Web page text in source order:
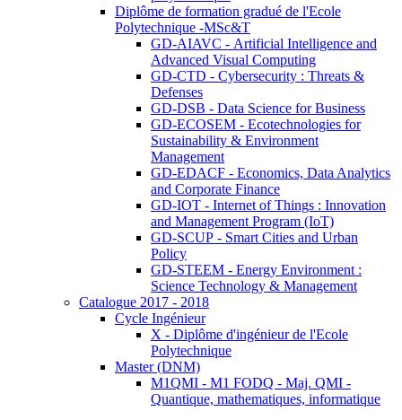
Diplôme de formation gradué de l'Ecole
Polytechnique -MSc&T
GD-AIAVC - Artificial Intelligence and
Advanced Visual Computing
GD-CTD - Cybersecurity : Threats &
Defenses
GD-DSB - Data Science for Business
GD-ECOSEM - Ecotechnologies for
Sustainability & Environment
Management
GD-EDACF - Economics, Data Analytics
and Corporate Finance
GD-IOT - Internet of Things : Innovation
and Management Program (IoT)
GD-SCUP - Smart Cities and Urban
Policy
GD-STEEM - Energy Environment :
Science Technology & Management
Catalogue 2017 - 2018
Cycle Ingénieur
X - Diplôme d'ingénieur de l'Ecole
Polytechnique
Master (DNM)
M1QMI - M1 FODQ - Maj. QMI -
Quantique, mathematiques, informatique